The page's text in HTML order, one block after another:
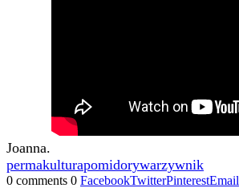
Joanna.
permakulturapomidorywarzywnik
0 comments 0 FacebookTwitterPinterestEmail